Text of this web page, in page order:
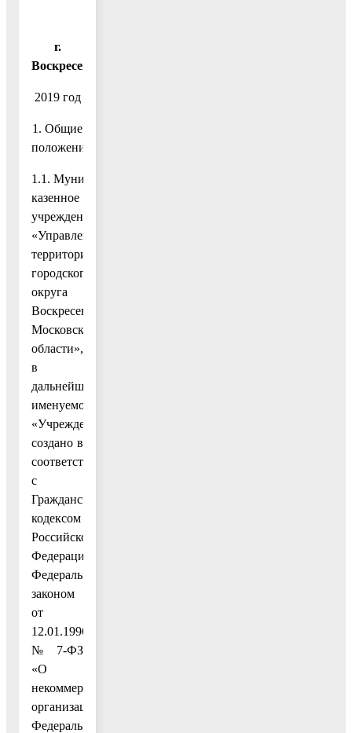
г.
Воскресенск
2019 год
1. Общие
положения
1.1. Муниципальное
казенное
учреждение
«Управление
территорией
городского
округа
Воскресенск
Московской
области»,
в
дальнейшем
именуемое
«Учреждение»,
создано в
соответствии
с
Гражданским
кодексом
Российской
Федерации,
Федеральным
законом
от
12.01.1996
№ 7-ФЗ
«О
некоммерческих
организациях»,
Федеральным